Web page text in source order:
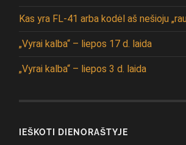
Kas yra FL-41 arba kodėl aš nešioju
„Vyrai kalba“ – liepos 17 d. laida
„Vyrai kalba“ – liepos 3 d. laida
IEŠKOTI DIENORAŠTYJE